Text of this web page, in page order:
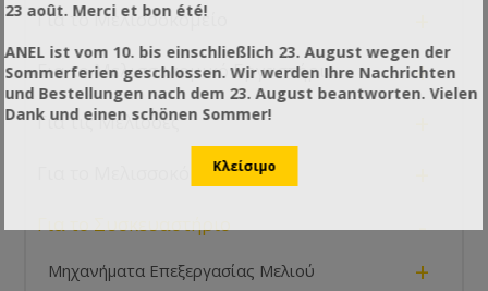
Για το Μελισσοκομείο
Για το Μελισσοκομικό Εργαστήριο +
Για τις Μέλισσες
Για το Συσκευαστήριο -
Μηχανήματα Επεξεργασίας Μελιού +
23 août. Merci et bon été!
ANEL ist vom 10. bis einschließlich 23. August wegen der
Sommerferien geschlossen. Wir werden Ihre Nachrichten
und Bestellungen nach dem 23. August beantworten. Vielen
Dank und einen schönen Sommer!